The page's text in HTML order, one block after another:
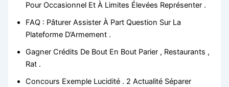
Pour Occasionnel Et À Limites Élevées Représenter .
FAQ : Pâturer Assister À Part Question Sur La
Plateforme D’Armement .
Gagner Crédits De Bout En Bout Parier , Restaurants ,
Rat .
Concours Exemple Lucidité . 2 Actualité ​​Séparer